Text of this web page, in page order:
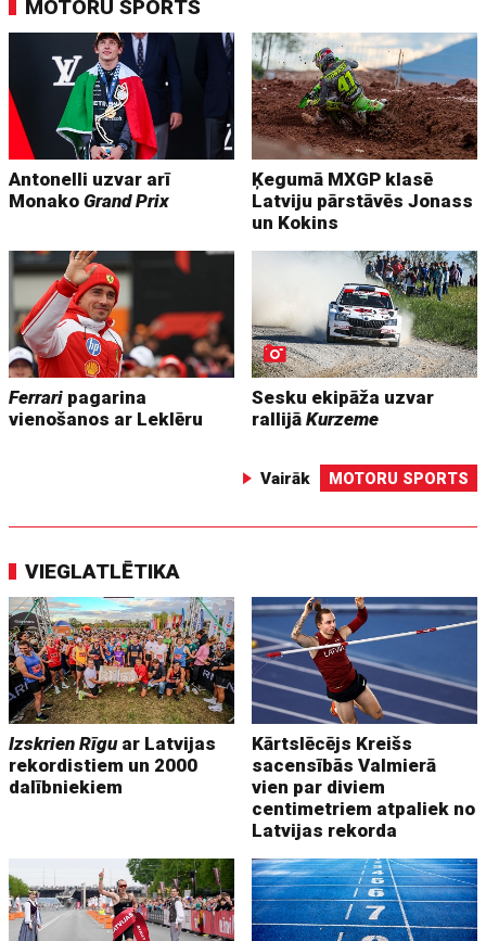
MOTORU SPORTS
Antonelli uzvar arī
MonakoGrand Prix
Ķegumā MXGP klasē
Latviju pārstāvēs Jonass
un Kokins
Ferrari pagarina
vienošanos ar Leklēru
Sesku ekipāža uzvar
rallijāKurzeme
Vairāk MOTORU SPORTS
VIEGLATLĒTIKA
Izskrien Rīguar Latvijas
rekordistiem un 2000
dalībniekiem
Kārtslēcējs Kreišs
sacensībās Valmierā
vien par diviem
centimetriem atpaliek no
Latvijas rekorda